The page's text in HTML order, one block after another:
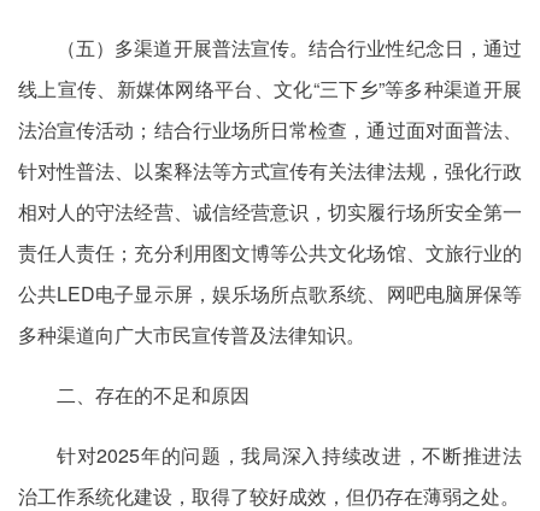
（五）多渠道开展普法宣传。结合行业性纪念日，通过
线上宣传、新媒体网络平台、文化“三下乡”等多种渠道开展
法治宣传活动；结合行业场所日常检查，通过面对面普法、
针对性普法、以案释法等方式宣传有关法律法规，强化行政
相对人的守法经营、诚信经营意识，切实履行场所安全第一
责任人责任；充分利用图文博等公共文化场馆、文旅行业的
公共LED电子显示屏，娱乐场所点歌系统、网吧电脑屏保等
多种渠道向广大市民宣传普及法律知识。
二、存在的不足和原因
针对2025年的问题，我局深入持续改进，不断推进法
治工作系统化建设，取得了较好成效，但仍存在薄弱之处。